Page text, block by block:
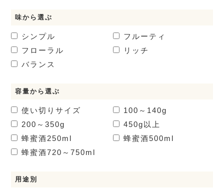
味から選ぶ
シンプル
フルーティ
フローラル
リッチ
バランス
容量から選ぶ
使い切りサイズ
100～140g
200～350g
450g以上
蜂蜜酒250ml 蜂蜜酒500ml
蜂蜜酒720～750ml
用途別